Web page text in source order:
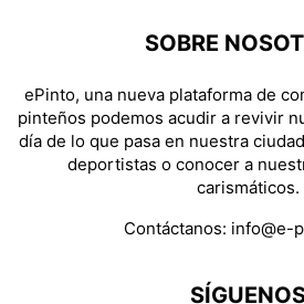
SOBRE
ePinto, una nueva plataforma de
pinteños podemos acudir a revivir
día de lo que pasa en nuestra
deportistas o conocer a
carismáticos.
Contáctanos: info@e-